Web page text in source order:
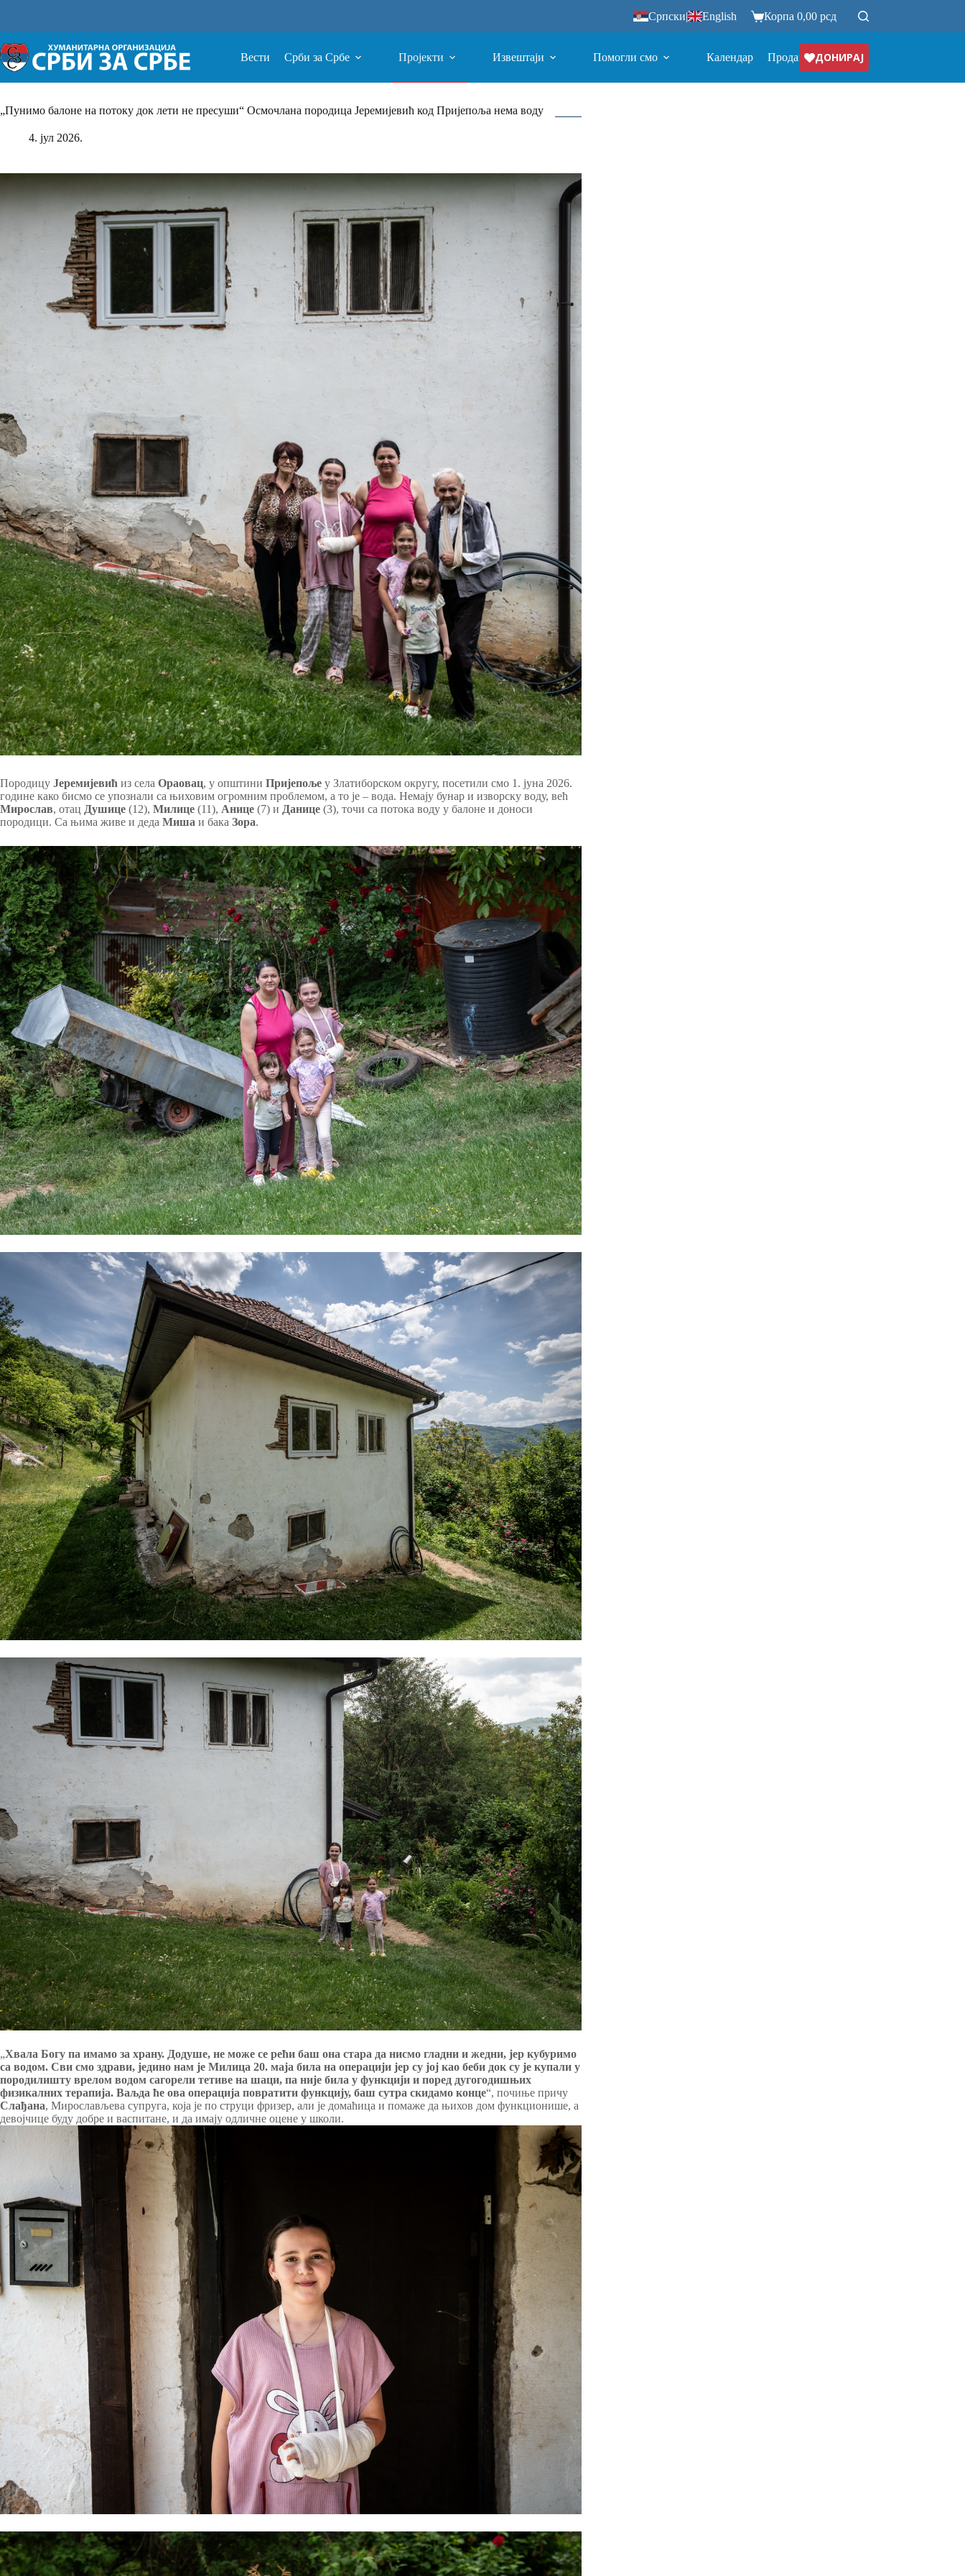
Српски| English Корпа 0,00 рсд
Вести Срби за Србе Пројекти Извештаји Помогли смо Календар ПродавницаДОНИРАЈ
„Пунимо балоне на потоку док лети не пресуши“ Осмочлана породица Јеремијевић код Пријепоља нема воду
4. јул 2026.
Породицу Јеремијевић из села Ораовац, у општини Пријепоље у Златиборском округу, посетили смо 1. јуна 2026.
године како бисмо се упознали са њиховим огромним проблемом, а то је – вода. Немају бунар и изворску воду, већ
Мирослав, отац Душице (12), Милице (11), Анице (7) и Данице (3), точи са потока воду у балоне и доноси
породици. Са њима живе и деда Миша и бака Зора.
„Хвала Богу па имамо за храну. Додуше, не може се рећи баш она стара да нисмо гладни и жедни, јер кубуримо
са водом. Сви смо здрави, једино нам је Милица 20. маја била на операцији јер су јој као беби док су је купали у
породилишту врелом водом сагорели тетиве на шаци, па није била у функцији и поред дугогодишњих
физикалних терапија. Ваљда ће ова операција повратити функцију, баш сутра скидамо конце“, почиње причу
Слађана, Мирослављева супруга, која је по струци фризер, али је домаћица и помаже да њихов дом функционише, а
девојчице буду добре и васпитане, и да имају одличне оцене у школи.